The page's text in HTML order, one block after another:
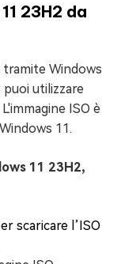
23H2 da
Windows
utilizzare
ISO è
11.
11 23H2,
scaricare l’ISO